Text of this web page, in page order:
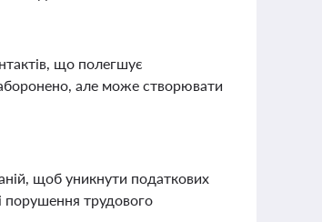
що полегшує
але може створювати
щоб уникнути податкових
порушення трудового